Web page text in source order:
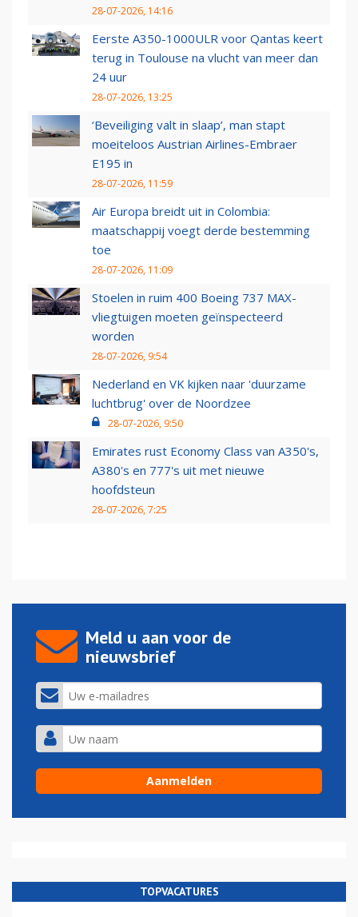
28-07-2026, 14:16
Eerste A350-1000ULR voor Qantas keert
terug in Toulouse na vlucht van meer dan
24 uur
28-07-2026, 13:25
‘Beveiliging valt in slaap’, man stapt
moeiteloos Austrian Airlines-Embraer
E195 in
28-07-2026, 11:59
Air Europa breidt uit in Colombia:
maatschappij voegt derde bestemming
toe
28-07-2026, 11:09
Stoelen in ruim 400 Boeing 737 MAX-
vliegtuigen moeten geïnspecteerd
worden
28-07-2026, 9:54
Nederland en VK kijken naar 'duurzame
luchtbrug' over de Noordzee
28-07-2026, 9:50
Emirates rust Economy Class van A350's,
A380's en 777's uit met nieuwe
hoofdsteun
28-07-2026, 7:25
Meld u aan voor de
nieuwsbrief
TOPVACATURES